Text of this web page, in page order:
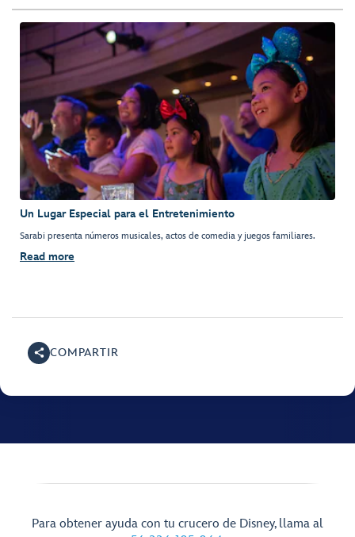
Un Lugar Especial para el Entretenimiento
Sarabi presenta números musicales, actos de comedia y juegos familiares.
Read more
COMPARTIR
Para obtener ayuda con tu crucero de Disney, llama al